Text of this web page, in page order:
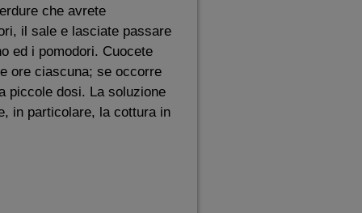
che avrete
il sale e lasciate passare
ed i pomodori. Cuocete
ore ciascuna; se occorre
piccole dosi. La soluzione
in particolare, la cottura in